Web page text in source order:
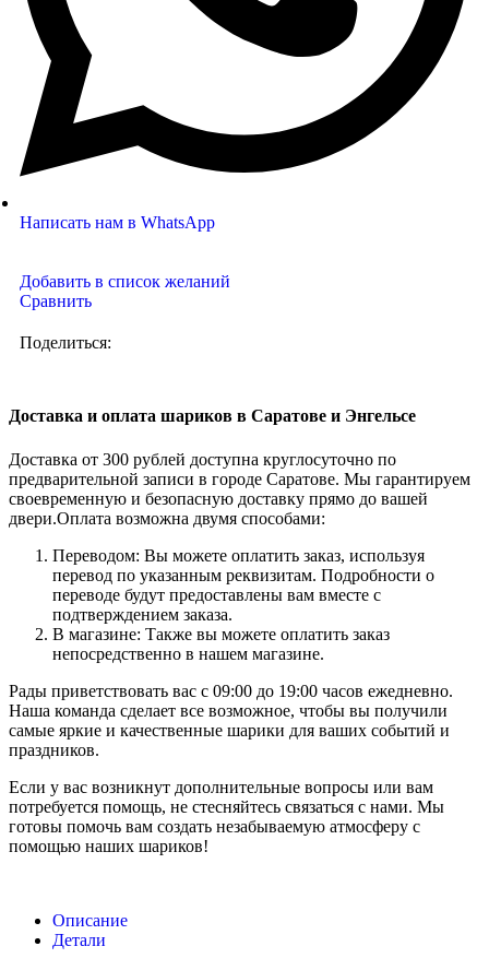
Написать нам в WhatsApp
Добавить в список желаний
Сравнить
Поделиться:
Доставка и оплата шариков в Саратове и Энгельсе
Доставка от 300 рублей доступна круглосуточно по
предварительной записи в городе Саратове. Мы гарантируем
своевременную и безопасную доставку прямо до вашей
двери.Оплата возможна двумя способами:
Переводом: Вы можете оплатить заказ, используя
перевод по указанным реквизитам. Подробности о
переводе будут предоставлены вам вместе с
подтверждением заказа.
В магазине: Также вы можете оплатить заказ
непосредственно в нашем магазине.
Рады приветствовать вас с 09:00 до 19:00 часов ежедневно.
Наша команда сделает все возможное, чтобы вы получили
самые яркие и качественные шарики для ваших событий и
праздников.
Если у вас возникнут дополнительные вопросы или вам
потребуется помощь, не стесняйтесь связаться с нами. Мы
готовы помочь вам создать незабываемую атмосферу с
помощью наших шариков!
Описание
Детали